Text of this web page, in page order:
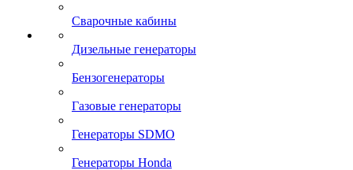
Сварочные кабины
Дизельные генераторы
Бензогенераторы
Газовые генераторы
Генераторы SDMO
Генераторы Honda